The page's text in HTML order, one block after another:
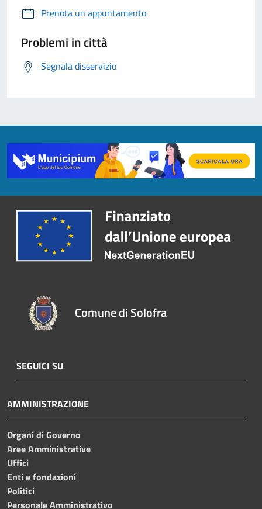
Prenota un appuntamento
Problemi in città
Segnala disservizio
Comune di Solofra
SEGUICI SU
AMMINISTRAZIONE
Organi di Governo
Aree Amministrative
Uffici
Enti e fondazioni
Politici
Personale Amministrativo